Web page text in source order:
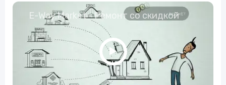
E-Way.Market - Ремонт со скидкой